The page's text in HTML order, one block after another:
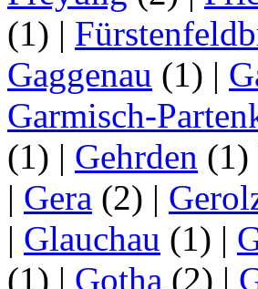
(1) |
Gaggenau (1) |
Garmisch-
(1) | Gehrden (1)
| Gera (2) |
| Glauchau (1) |
(1) | Gotha (2) |